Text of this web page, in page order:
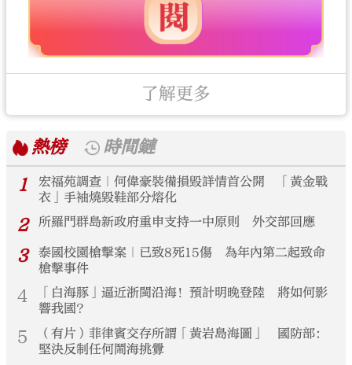
了解更多
熱榜
時間鏈
1
宏福苑調查｜何偉豪裝備損毀詳情首公開 「黃金戰
衣」手袖燒毀鞋部分熔化
2 所羅門群島新政府重申支持一中原則 外交部回應
3
泰國校園槍擊案｜已致8死15傷 為年內第二起致命
槍擊事件
4
「白海豚」逼近浙閩沿海！預計明晚登陸 將如何影
響我國？
5
（有片）菲律賓交存所謂「黃岩島海圖」 國防部：
堅決反制任何鬧海挑釁